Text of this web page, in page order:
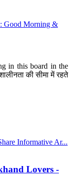
Good Morning &
in this board in the
की सीमा में रहते
Informative Ar...
Lovers -